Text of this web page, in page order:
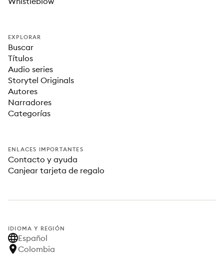
EXPLORAR
Buscar
Títulos
Audio series
Storytel Originals
Autores
Narradores
Categorías
ENLACES IMPORTANTES
Contacto y ayuda
Canjear tarjeta de regalo
IDIOMA Y REGIÓN
Español
Colombia